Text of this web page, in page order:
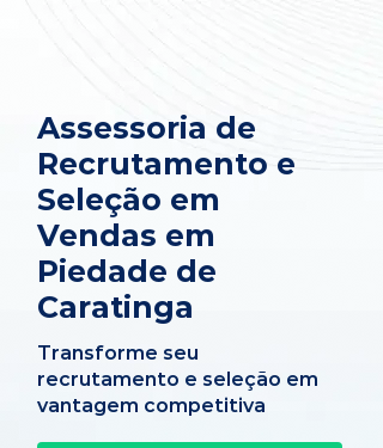
Assessoria de
Recrutamento e
Seleção em
Vendas em
Piedade de
Caratinga
Transforme seu
recrutamento e seleção em
vantagem competitiva